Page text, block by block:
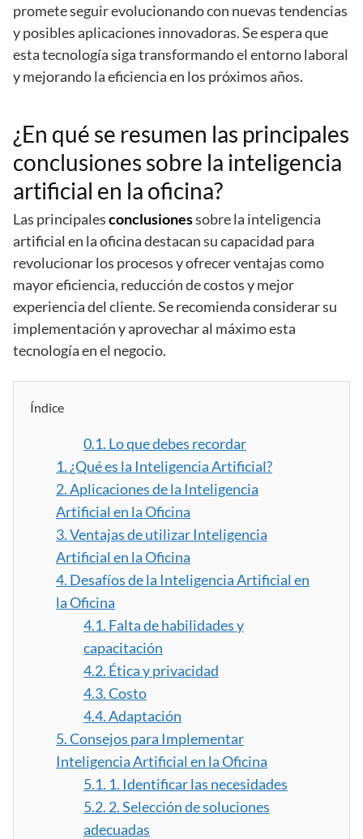
promete seguir evolucionando con nuevas tendencias
y posibles aplicaciones innovadoras. Se espera que
esta tecnología siga transformando el entorno laboral
y mejorando la eficiencia en los próximos años.
¿En qué se resumen las principales
conclusiones sobre la inteligencia
artificial en la oficina?
Las principalesconclusionessobre la inteligencia
artificial en la oficina destacan su capacidad para
revolucionar los procesos y ofrecer ventajas como
mayor eficiencia, reducción de costos y mejor
experiencia del cliente. Se recomienda considerar su
implementación y aprovechar al máximo esta
tecnología en el negocio.
Índice
0.1. Lo que debes recordar
1. ¿Qué es la Inteligencia Artificial?
2.Aplicaciones de la Inteligencia
Artificial en la Oficina
3.Ventajas de utilizar Inteligencia
Artificial en la Oficina
4. Desafíos de la Inteligencia Artificial en
la Oficina
4.1. Falta de habilidades y
capacitación
4.2. Ética y privacidad
4.3.Costo
4.4.Adaptación
5.Consejos para Implementar
Inteligencia Artificial en la Oficina
5.1. 1. Identificar las necesidades
5.2. 2. Selección de soluciones
adecuadas